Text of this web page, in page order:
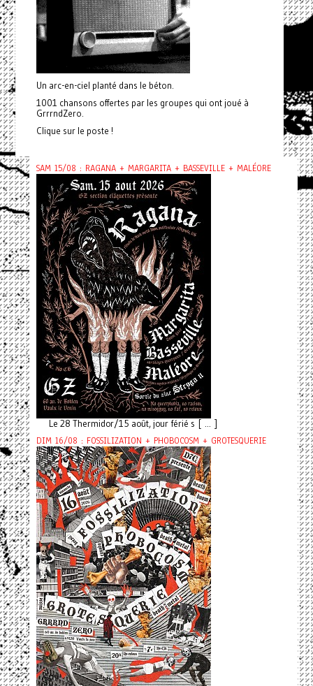
Un arc-en-ciel planté dans le béton.
1001 chansons offertes par les groupes qui ont joué à
GrrrndZero.
Clique sur le poste !
SAM 15/08 : RAGANA + MARGARITA + BASSEVILLE + MALÉORE
Le 28 Thermidor/15 août, jour férié s [ ... ]
DIM 16/08 : FOSSILIZATION + PHOBOCOSM + GROTESQUERIE